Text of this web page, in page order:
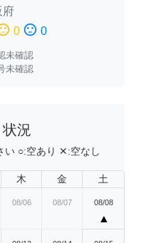
府
0 sentiment_dissatisfied 0
未確認
未確認
況
い ○:空あり ✕:空なし
木 金 土
08/06 08/07 08/08
▲